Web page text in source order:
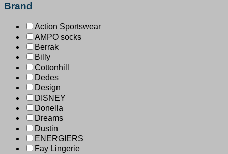
Brand
Action Sportswear
AMPO socks
Berrak
Billy
Cottonhill
Dedes
Design
DISNEY
Donella
Dreams
Dustin
ENERGIERS
Fay Lingerie